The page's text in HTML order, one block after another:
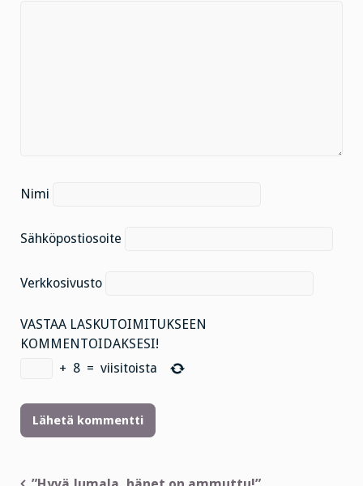
Nimi
Sähköpostiosoite
Verkkosivusto
VASTAA LASKUTOIMITUKSEEN
KOMMENTOIDAKSESI!
+ 8 = viisitoista